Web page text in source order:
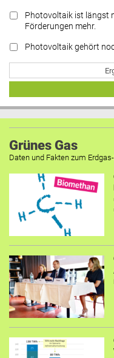
Photovoltaik ist längst
Förderungen mehr.
Photovoltaik gehört
Grünes Gas
Daten und Fakten zum